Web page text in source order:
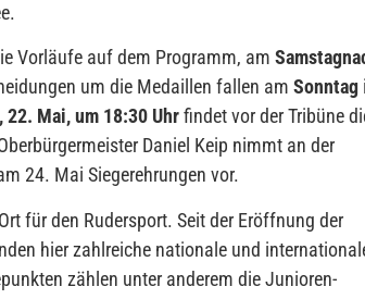
Vorläufe auf dem Programm, am
um die Medaillen fallen am Sonntag
22. Mai, um 18:30 Uhrfindet vor der Tribüne
Daniel Keip nimmt an der
24. Mai Siegerehrungen vor.
für den Rudersport. Seit der Eröffnung der
hier zahlreiche nationale und
zählen unter anderem die Junioren-